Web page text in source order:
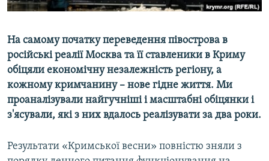
УКРАЇНСЬКА ПРОБЛЕМА КРИМУ
Усі сайти RFE/RL
На самому початку переведення півострова в
російські реалії Москва та її ставленики в Криму
обіцяли економічну незалежність регіону, а
кожному кримчанину – нове гідне життя. Ми
проаналізували найгучніші і масштабні обіцянки і
з'ясували, які з них вдалось реалізувати за два роки​.
Результати «Кримської весни» повністю зняли з